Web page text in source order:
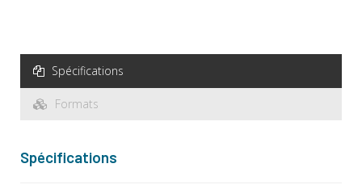
Spécifications
Formats
Spécifications